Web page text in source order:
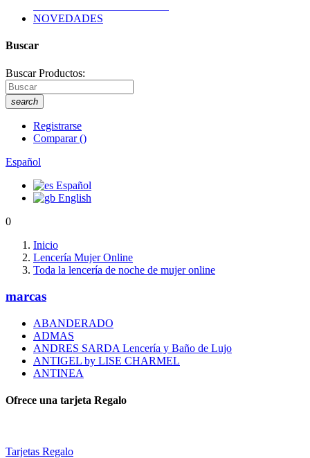
NOVEDADES
Buscar
Buscar Productos:
search
Registrarse
Comparar()
Español
Español
English
0
Inicio
Lencería Mujer Online
Toda la lencería de noche de mujer online
marcas
ABANDERADO
ADMAS
ANDRES SARDA Lencería y Baño de Lujo
ANTIGEL by LISE CHARMEL
ANTINEA
Ofrece una tarjeta Regalo
Tarjetas Regalo